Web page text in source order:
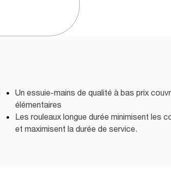
Un essuie-mains de qualité à bas prix
élémentaires
Les rouleaux longue durée minimisent les
et maximisent la durée de service.